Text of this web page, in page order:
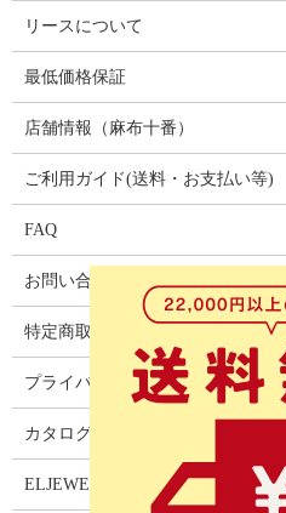
リースについて
最低価格保証
店舗情報（麻布十番）
ご利用ガイド(送料・お支払い等)
FAQ
お問い合わせ
特定商取引法に基づく表記
プライバシーポリシー
カタログ
ELJEWEL LIGHITNG